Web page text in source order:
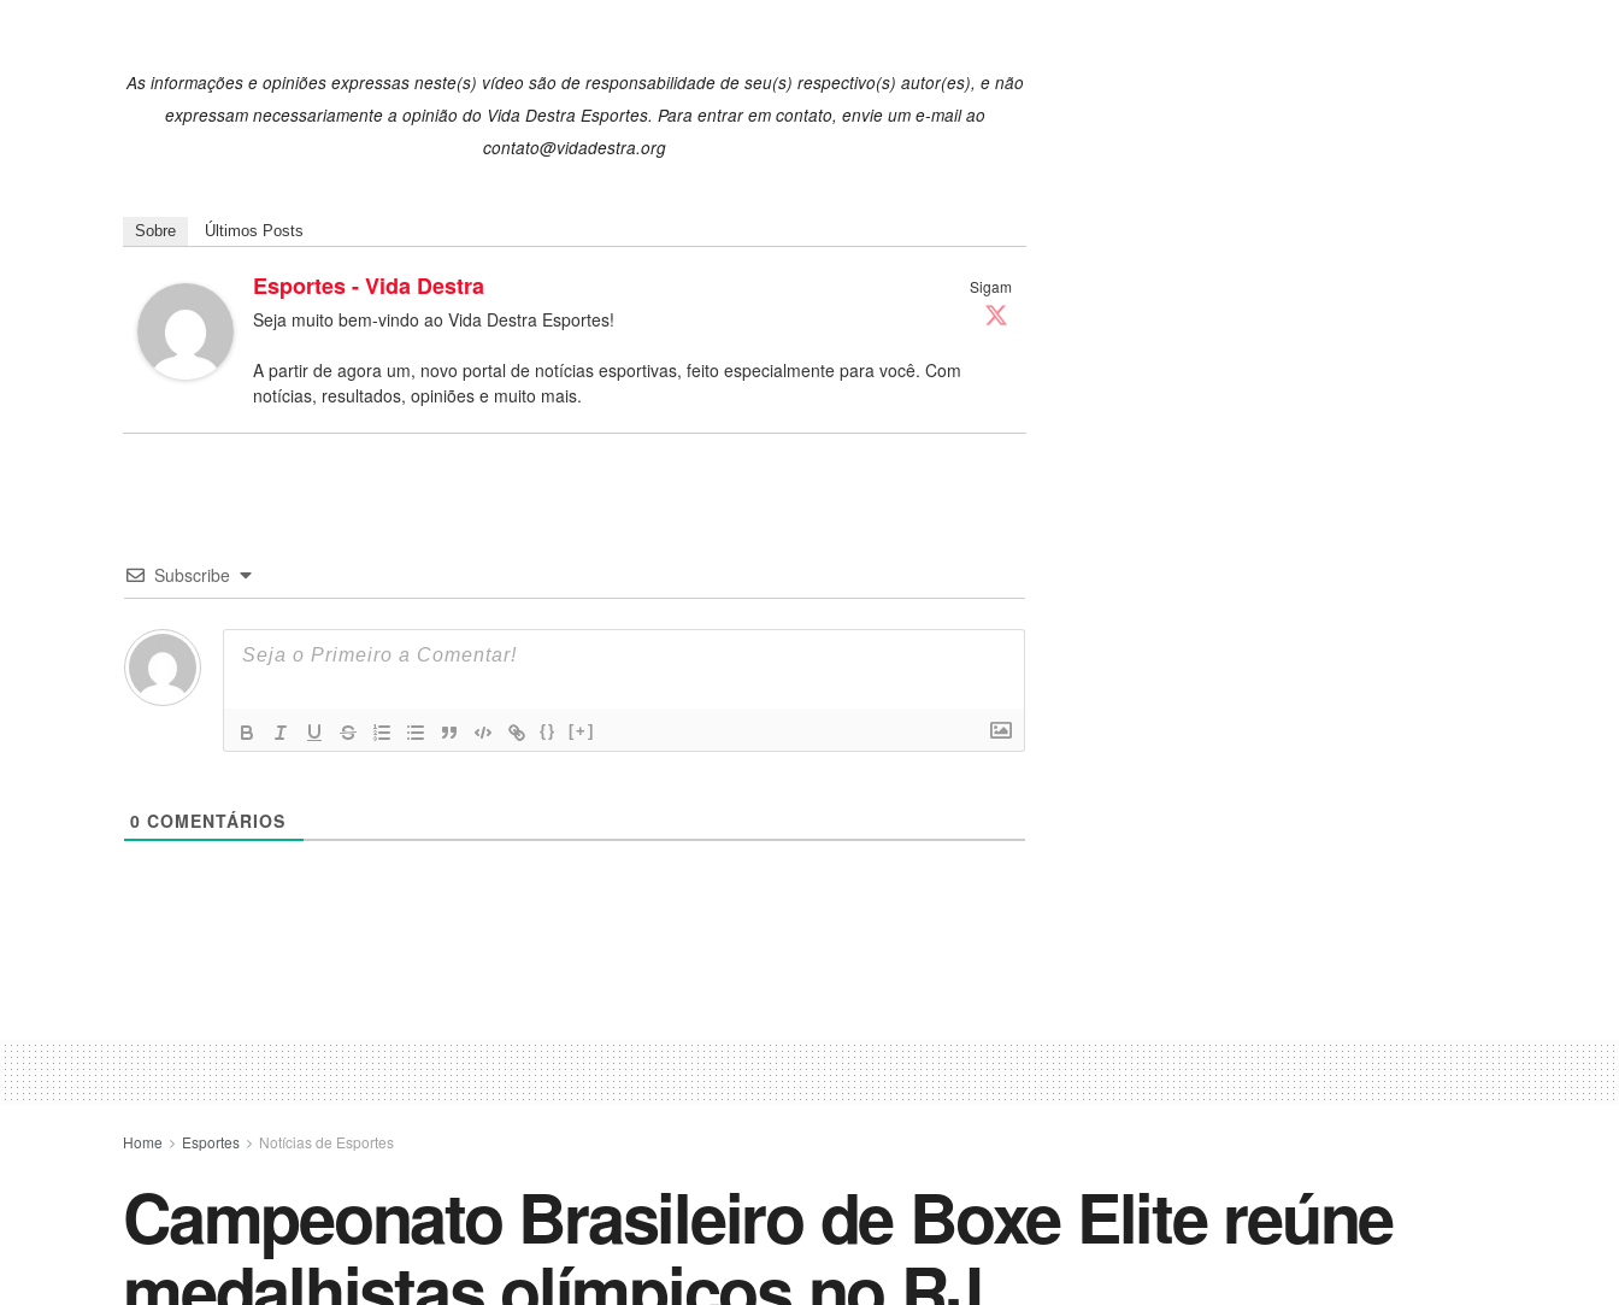
As informações e opiniões expressas neste(s) vídeo são de responsabilidade de seu(s) respectivo(s) autor(es), e não
expressam necessariamente a opinião do Vida Destra Esportes. Para entrar em contato, envie um e-mail ao
contato@vidadestra.org
Sobre Últimos Posts
Sigam
Esportes - Vida Destra
Seja muito bem-vindo ao Vida Destra Esportes!
A partir de agora um, novo portal de notícias esportivas, feito especialmente para você. Com
notícias, resultados, opiniões e muito mais.
Subscribe
{} [+]
0 COMENTÁRIOS
Home Esportes Notícias de Esportes
Campeonato Brasileiro de Boxe Elite reúne